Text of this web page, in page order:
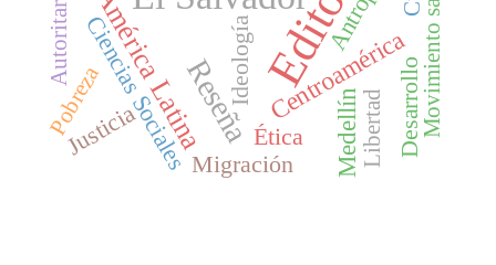
Reseña
América Latina Centroamérica
Medellín
Migración
Ideología
Ciencias Sociales Ética Desarrollo
Justicia Libertad
Pobreza